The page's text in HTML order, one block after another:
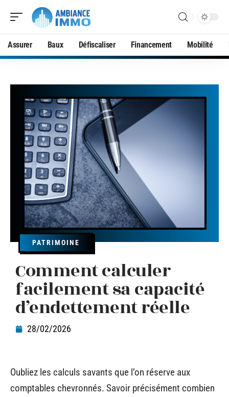
Assurer Baux Défiscaliser Financement Mobilité
PATRIMOINE
Comment calculer
facilement sa capacité
d’endettement réelle
28/02/2026
Oubliez les calculs savants que l’on réserve aux
comptables chevronnés. Savoir précisément combien